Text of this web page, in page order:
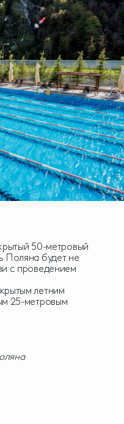
50-метровый
Поляна будет не
с проведением
летним
25-метровым